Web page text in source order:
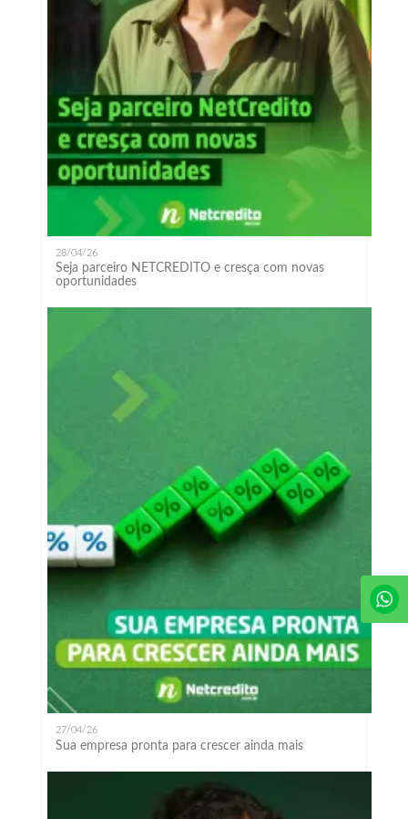
28/04/26
Seja parceiro NETCREDITO e cresça com novas
oportunidades
27/04/26
Sua empresa pronta para crescer ainda mais